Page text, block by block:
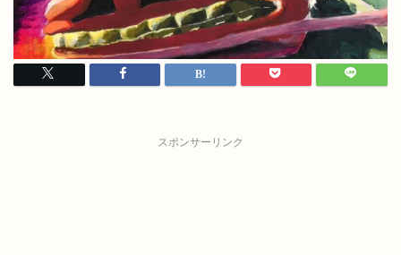
スポンサーリンク